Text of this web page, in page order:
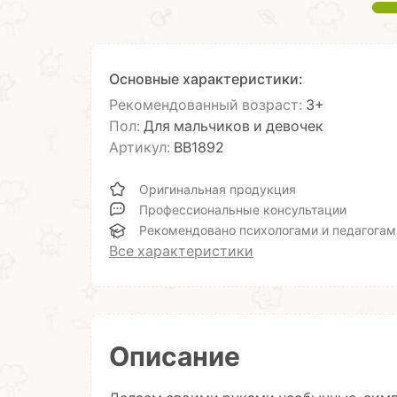
Основные характеристики:
Рекомендованный возраст: 3+
Пол: Для мальчиков и девочек
Артикул: ВВ1892
Оригинальная продукция
Профессиональные консультации
Рекомендовано психологами и
Все характеристики
Описание